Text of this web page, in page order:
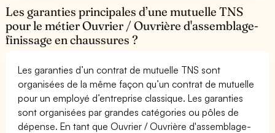
Les garanties principales d’une mutuelle TNS
pour le métier Ouvrier / Ouvrière d'assemblage-
finissage en chaussures ?
Les garanties d’un contrat de mutuelle TNS sont
organisées de la même façon qu’un contrat de mutuelle
pour un employé d’entreprise classique. Les garanties
sont organisées par grandes catégories ou pôles de
dépense. En tant que Ouvrier / Ouvrière d'assemblage-